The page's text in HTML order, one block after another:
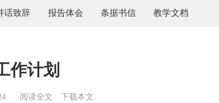
话致辞 报告体会 条据书信 教学文档
作计划
阅读全文 下载本文